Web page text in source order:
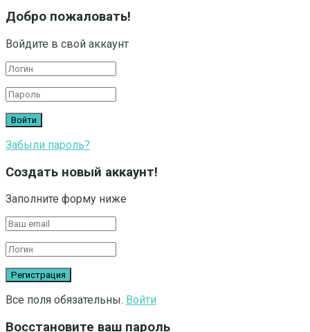
Добро пожаловать!
Войдите в свой аккаунт
Забыли пароль?
Создать новый аккаунт!
Заполните форму ниже
Все поля обязательны. Войти
Восстановите ваш пароль